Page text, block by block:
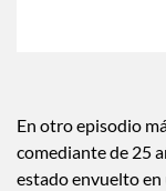
En otro episodio
comediante de 25
estado envuelto en